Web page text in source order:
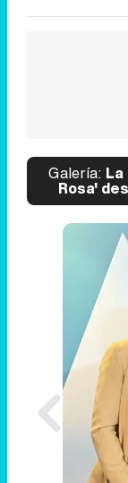
Galería:
Rosa'